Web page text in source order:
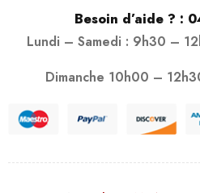
Besoin d’aide ? :
Lundi – Samedi : 9h30 –
Dimanche 10h00 –